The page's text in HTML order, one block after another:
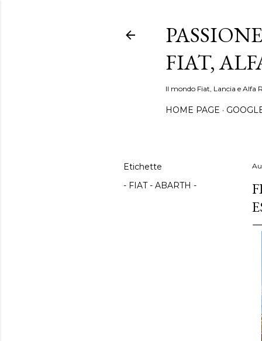
FIAT,
Il mondo Fiat, Lancia e
HOME PAGE
Etichette
- FIAT - ABARTH -